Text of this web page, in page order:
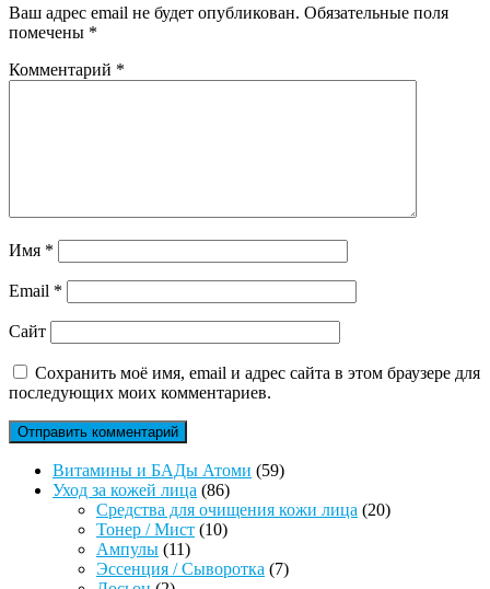
Ваш адрес email не будет опубликован. Обязательные поля
помечены *
Комментарий *
Имя *
Email *
Сайт
Сохранить моё имя, email и адрес сайта в этом браузере для
последующих моих комментариев.
Витамины и БАДы Атоми 5959
Уход за кожей лица 8686
товаров
Средства для очищения кожи лица 2020
Тонер / Мист 1010
Ампулы 1111
товаров
Эссенция / Сыворотка 77